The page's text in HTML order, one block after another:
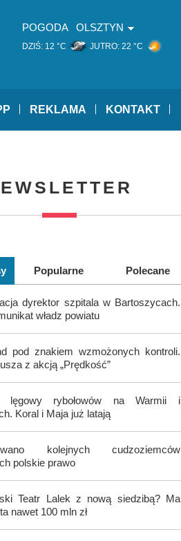
POGODA OLSZTYN
DZIŚ: 12 °C JUTRO: 22 °C
REKLAMA KONTAKT
Popularne Polecane
dyrektor szpitala w Bartoszycach.
władz powiatu
pod znakiem wzmożonych kontroli.
z akcją „Prędkość”
lęgowy rybołowów na Warmii i
Koral i Maja już latają
kolejnych cudzoziemców
polskie prawo
Teatr Lalek z nową siedzibą? Ma
nawet 100 mln zł